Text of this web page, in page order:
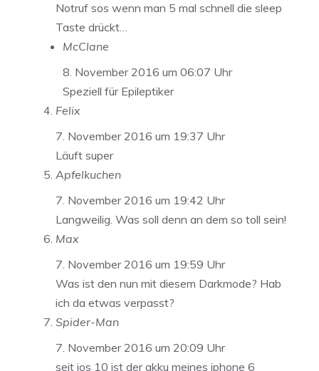
Notruf sos wenn man 5 mal schnell die sleep
Taste drückt…
McClane
8. November 2016 um 06:07 Uhr
Speziell für Epileptiker
Felix
7. November 2016 um 19:37 Uhr
Läuft super
Apfelkuchen
7. November 2016 um 19:42 Uhr
Langweilig. Was soll denn an dem so toll sein!
Max
7. November 2016 um 19:59 Uhr
Was ist den nun mit diesem Darkmode? Hab
ich da etwas verpasst?
Spider-Man
7. November 2016 um 20:09 Uhr
seit ios 10 ist der akku meines iphone 6